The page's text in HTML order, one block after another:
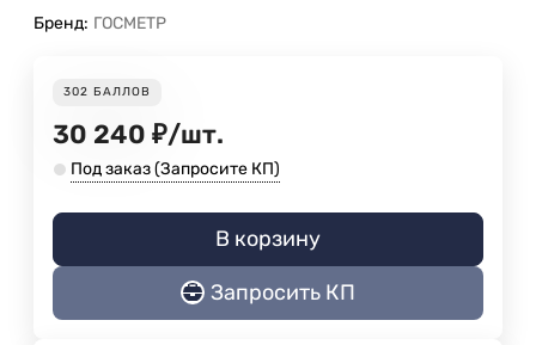
Бренд: ГОСМЕТР
302 БАЛЛОВ
30 240 ₽/шт.
Под заказ (Запросите КП)
В корзину
Запросить КП